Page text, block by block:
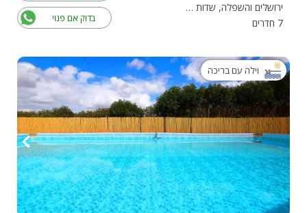
ירושלים והשפלה, שדות מיכה
7 חדרים
בדוק אם פנוי
וילה עם בריכה